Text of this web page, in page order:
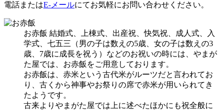
電話またはE-メールにてお気軽にお問い合わせください。
お赤飯 結婚式、上棟式、出産祝、快気祝、成人式、入
学式、七五三（男の子は数えの5歳、女の子は数えの3
歳、7歳に成長を祝う）などのお祝いの時には、 やまが
た屋では、お赤飯をご用意しております。
お赤飯は、赤米という古代米がルーツだと言われてお
り、古くから神事やお祭りの席で赤米が用いられてき
たようです。
古来よりやまがた屋では上に述べたほかにも祝全般に